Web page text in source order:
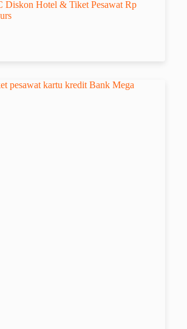
Diskon Hotel & Tiket Pesawat Rp